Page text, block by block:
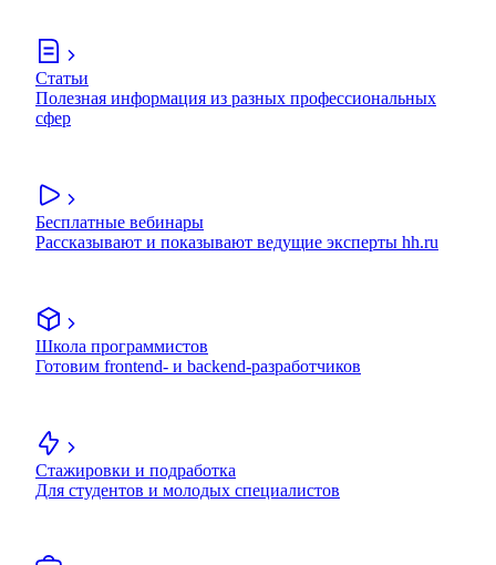
Статьи
Полезная информация из разных профессиональных
сфер
Бесплатные вебинары
Рассказывают и показывают ведущие эксперты hh.ru
Школа программистов
Готовим frontend- и backend-разработчиков
Стажировки и подработка
Для студентов и молодых специалистов